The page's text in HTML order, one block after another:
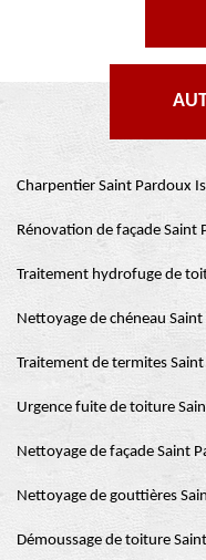
Charpentier Saint Pardoux
Rénovation de façade Saint
Traitement hydrofuge de
Nettoyage de chéneau
Traitement de termites
Urgence fuite de toiture
Nettoyage de façade Saint
Nettoyage de gouttières
Démoussage de toiture